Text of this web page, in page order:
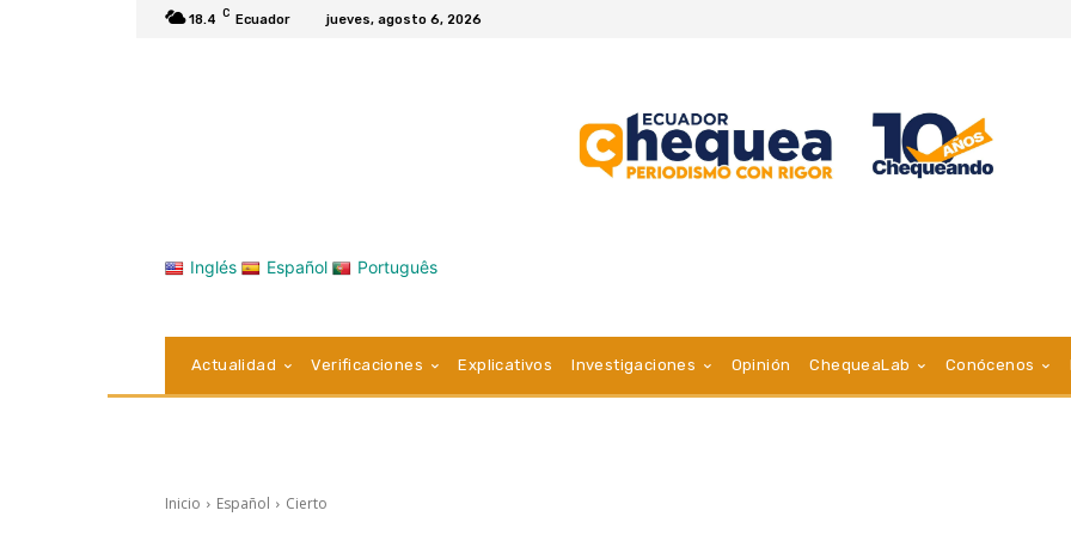
18.4 C Ecuador jueves, agosto 6, 2026
Inglés Español Português
Actualidad Verificaciones Explicativos Investigaciones Opinión ChequeaLab Conócenos
Inicio Español Cierto